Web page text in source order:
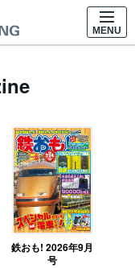
MENU
鉄おも! 2026年9月
号